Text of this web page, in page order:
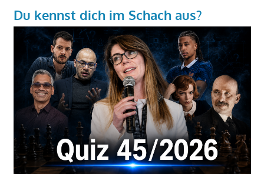
Du kennst dich im Schach aus?